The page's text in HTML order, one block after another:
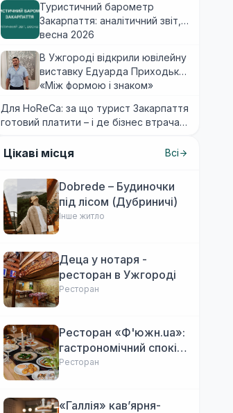
Туристичний барометр
Закарпаття: аналітичний звіт,
весна 2026
В Ужгороді відкрили ювілейну
виставку Едуарда Приходька
«Між формою і знаком»
Для HoReCa: за що турист Закарпаття
готовий платити – і де бізнес втрачає
Цікаві місця Всі
Dobrede – Будиночки
під лісом (Дубриничі)
Інше житло
Деца у нотаря -
ресторан в Ужгороді
Ресторан
Ресторан «Ф'южн.ua»:
гастрономічний спокій
Ужгорода. Авторська
Ресторан
«Галлія» кав’ярня-